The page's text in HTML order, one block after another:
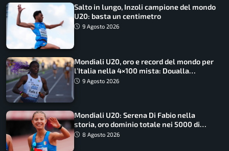
Salto in lungo, Inzoli campione del mondo
U20: basta un centimetro
9 Agosto 2026
Mondiali U20, oro e record del mondo per
l’Italia nella 4×100 mista: Doualla
straordinaria
9 Agosto 2026
Mondiali U20: Serena Di Fabio nella
storia, oro dominio totale nei 5000 di
marcia
8 Agosto 2026